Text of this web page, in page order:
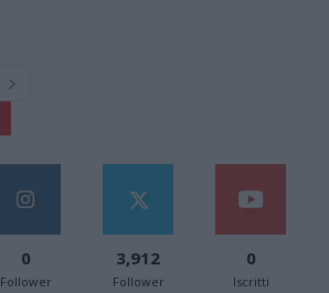
0
Follower
3,912
Follower
0
Iscritti